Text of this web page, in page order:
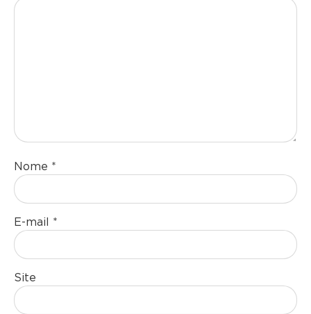
Nome *
E-mail *
Site